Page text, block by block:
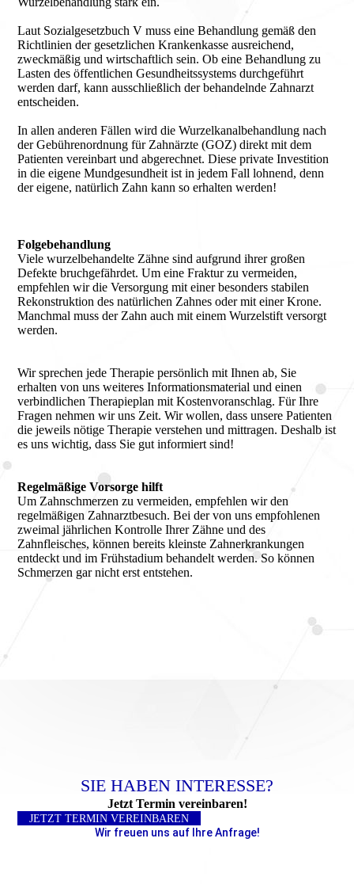
Laut Sozialgesetzbuch V muss eine Behandlung gemäß den
Richtlinien der gesetzlichen Krankenkasse ausreichend,
zweckmäßig und wirtschaftlich sein. Ob eine Behandlung zu
Lasten des öffentlichen Gesundheitssystems durchgeführt
werden darf, kann ausschließlich der behandelnde Zahnarzt
entscheiden.
In allen anderen Fällen wird die Wurzelkanalbehandlung nach
der Gebührenordnung für Zahnärzte (GOZ) direkt mit dem
Patienten vereinbart und abgerechnet. Diese private Investition
in die eigene Mundgesundheit ist in jedem Fall lohnend, denn
der eigene, natürlich Zahn kann so erhalten werden!
Folgebehandlung
Viele wurzelbehandelte Zähne sind aufgrund ihrer großen
Defekte bruchgefährdet. Um eine Fraktur zu vermeiden,
empfehlen wir die Versorgung mit einer besonders stabilen
Rekonstruktion des natürlichen Zahnes oder mit einer Krone.
Manchmal muss der Zahn auch mit einem Wurzelstift versorgt
werden.
Wir sprechen jede Therapie persönlich mit Ihnen ab, Sie
erhalten von uns weiteres Informationsmaterial und einen
verbindlichen Therapieplan mit Kostenvoranschlag. Für Ihre
Fragen nehmen wir uns Zeit. Wir wollen, dass unsere Patienten
die jeweils nötige Therapie verstehen und mittragen. Deshalb ist
es uns wichtig, dass Sie gut informiert sind!
Regelmäßige Vorsorge hilft
Um Zahnschmerzen zu vermeiden, empfehlen wir den
regelmäßigen Zahnarztbesuch. Bei der von uns empfohlenen
zweimal jährlichen Kontrolle Ihrer Zähne und des
Zahnfleisches, können bereits kleinste Zahnerkrankungen
entdeckt und im Frühstadium behandelt werden. So können
Schmerzen gar nicht erst entstehen.
SIE HABEN INTERESSE?
Jetzt Termin vereinbaren!
JETZT TERMIN VEREINBAREN
Wir freuen uns auf Ihre Anfrage!